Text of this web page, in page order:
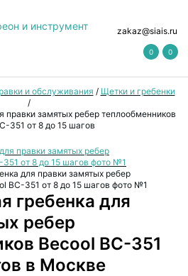
и инструмент zakaz@siais.ru
0 0
и обслуживания / Щетки и гребенки
/
правки замятых ребер теплообменников
351 от 8 до 15 шагов
гребенка для
ребер
Becool BC-351
в Москве